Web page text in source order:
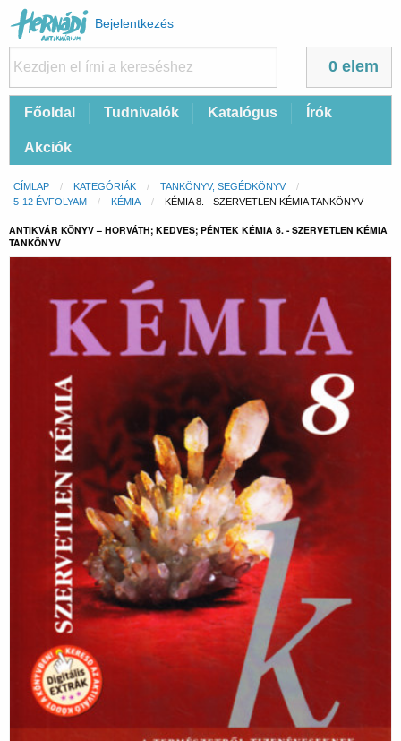
Felhasználói
fiók
menüje
Bejelentkezés
0 elem
FőFőoldal Tudnivalók Katalógus Írók
Akciók
Morzsa
CÍMLAP KATEGÓRIÁK
TANKÖNYV, SEGÉDKÖNYV
5-12 ÉVFOLYAM
KÉMIA CURRENT:
KÉMIA 8. - SZERVETLEN KÉMIA TANKÖNYV
ANTIKVÁR KÖNYV – HORVÁTH; KEDVES; PÉNTEK KÉMIA 8. - SZERVETLEN KÉMIA
TANKÖNYV